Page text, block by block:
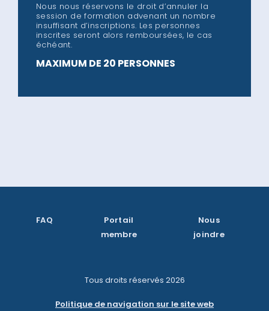
Nous nous réservons le droit d’annuler la
session de formation advenant un nombre
insuffisant d’inscriptions. Les personnes
inscrites seront alors remboursées, le cas
échéant.
MAXIMUM DE 20 PERSONNES
FAQ
Portail
membre
Nous
joindre
Tous droits réservés 2026
Politique de navigation sur le site web